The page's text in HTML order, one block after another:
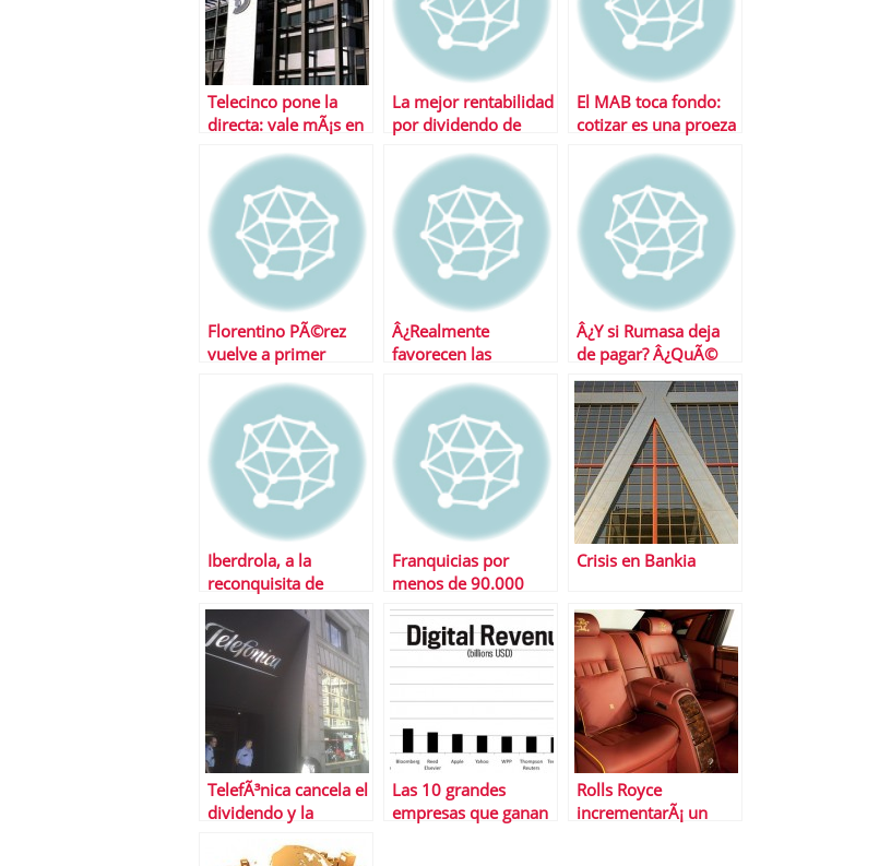
Telecinco pone la
directa: vale mÃ¡s en
Prisa y Vocento
juntos
La mejor rentabilidad
por dividendo de
El MAB toca fondo:
cotizar es una proeza
disparan
Florentino PÃ©rez
vuelve a primer
operaciÃ³n de
marketing financiero
Â¿Realmente
favorecen las
Gobierno a las pyme?
Â¿Y si Rumasa deja
de pagar? Â¿QuÃ©
pasa con el dinero de
los inversores?
Iberdrola, a la
reconquisita de
Iberdrola Renovables
Franquicias por
menos de 90.000
euros
Crisis en Bankia
TelefÃ³nica cancela el
dividendo y la
acciones
Las 10 grandes
empresas que ganan
Rolls Royce
incrementarÃ¡ un